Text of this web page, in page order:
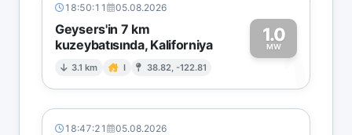
18:50:11 05.08.2026
Geysers'in 7 km
kuzeybatısında, Kaliforniya
3.1 km I 38.82, -122.81
1.0
MW1
18:47:21 05.08.2026